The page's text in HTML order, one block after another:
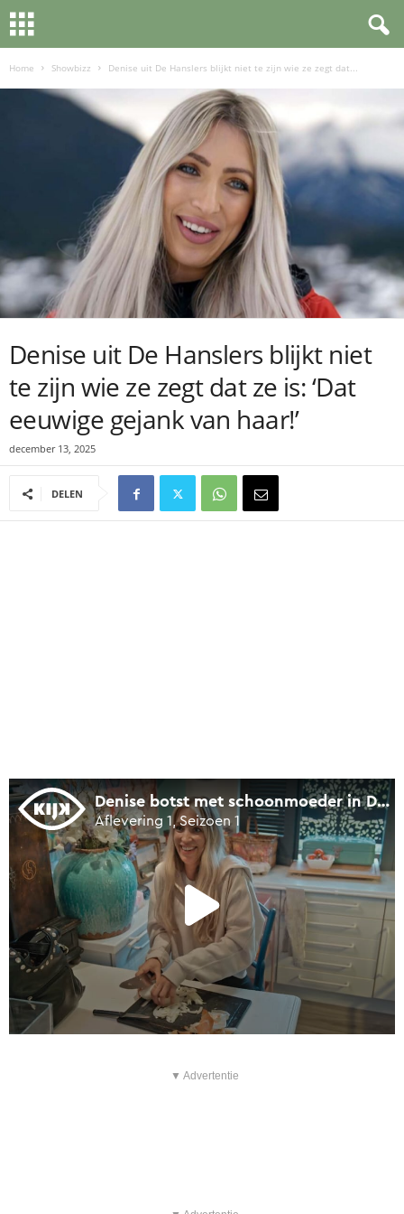
Home Showbizz Denise uit De Hanslers blijkt niet te zijn wie ze zegt dat...
Denise uit De Hanslers blijkt niet
te zijn wie ze zegt dat ze is: ‘Dat
eeuwige gejank van haar!’
december 13, 2025
DELEN
▼ Advertentie